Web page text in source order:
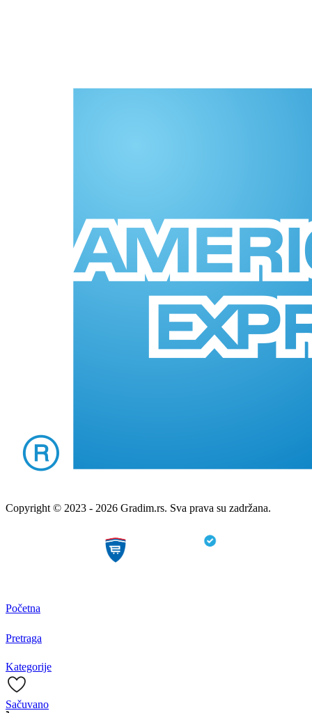
Copyright © 2023 - 2026 Gradim.rs. Sva prava su zadržana.
Početna
Pretraga
Kategorije
Sačuvano